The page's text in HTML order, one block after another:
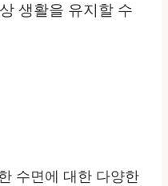
생활을 유지할 수
수면에 대한 다양한